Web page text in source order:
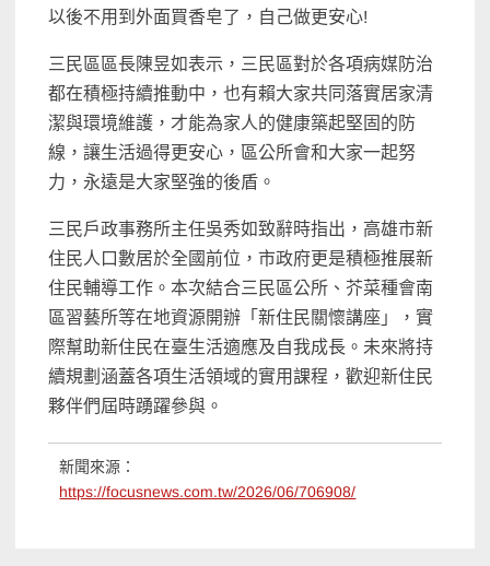
以後不用到外面買香皂了，自己做更安心!
三民區區長陳昱如表示，三民區對於各項病媒防治
都在積極持續推動中，也有賴大家共同落實居家清
潔與環境維護，才能為家人的健康築起堅固的防
線，讓生活過得更安心，區公所會和大家一起努
力，永遠是大家堅強的後盾。
三民戶政事務所主任吳秀如致辭時指出，高雄市新
住民人口數居於全國前位，市政府更是積極推展新
住民輔導工作。本次結合三民區公所、芥菜種會南
區習藝所等在地資源開辦「新住民關懷講座」，實
際幫助新住民在臺生活適應及自我成長。未來將持
續規劃涵蓋各項生活領域的實用課程，歡迎新住民
夥伴們屆時踴躍參與。
新聞來源：
https://focusnews.com.tw/2026/06/706908/